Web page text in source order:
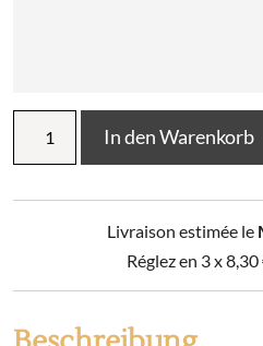
Baumwoll-
In den Warenkorb
Livraison estimée le
Réglez en 3 x8,30